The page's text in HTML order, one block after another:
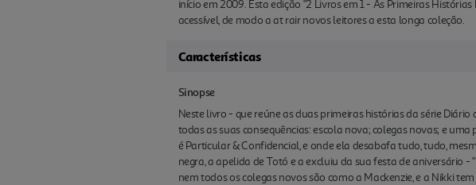
início em 2009. Esta edição "2 Livros em 1 - As Primeiras
acessível, de modo a at rair novos leitores a esta longa coleção.
Características
Sinopse
Neste livro - que reúne as duas primeiras histórias da série
todas as suas consequências: escola nova; colegas novas; e
é Particular & Confidencial, e onde ela desabafa tudo, tudo,
negra, a apelida de Totó e a excluiu da sua festa de aniversário
nem todos os colegas novos são como a Mackenzie, e a Nikki